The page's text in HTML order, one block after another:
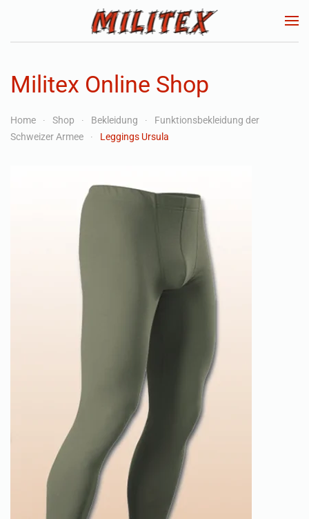
Zum Hauptinhalt springen
Militex Online Shop
Home Shop Bekleidung
Funktionsbekleidung der
Schweizer Armee
Leggings Ursula